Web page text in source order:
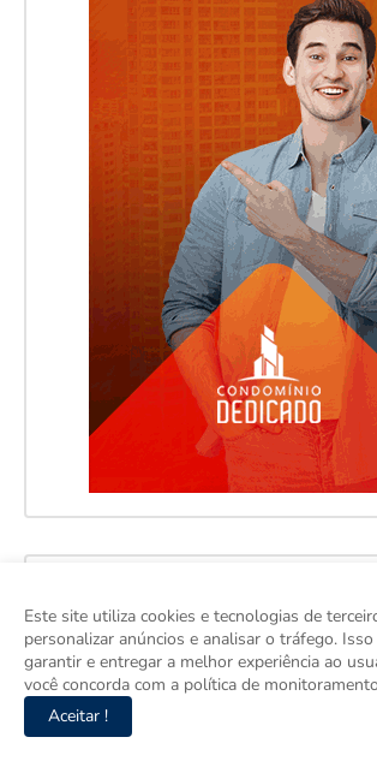
Este site utiliza cookies e tecnologias de
personalizar anúncios e analisar o tráfego.
garantir e entregar a melhor experiência ao
você concorda com a política de
Aceitar !